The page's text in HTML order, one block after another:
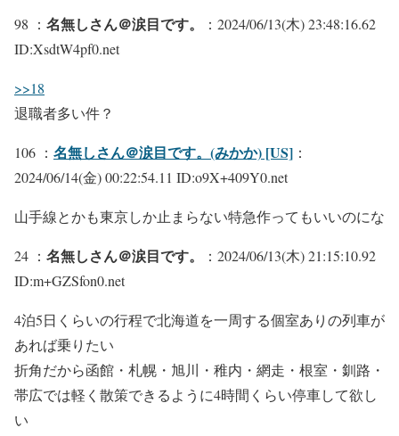
98 ： 名無しさん＠涙目です。
：2024/06/13(木) 23:48:16.62
ID:XsdtW4pf0.net
>>18
退職者多い件？
106 ： 名無しさん＠涙目です。(みかか) [US] ：
2024/06/14(金) 00:22:54.11 ID:o9X+409Y0.net
山手線とかも東京しか止まらない特急作ってもいいのにな
24 ： 名無しさん＠涙目です。
：2024/06/13(木) 21:15:10.92
ID:m+GZSfon0.net
4泊5日くらいの行程で北海道を一周する個室ありの列車が
あれば乗りたい
折角だから函館・札幌・旭川・稚内・網走・根室・釧路・
帯広では軽く散策できるように4時間くらい停車して欲し
い